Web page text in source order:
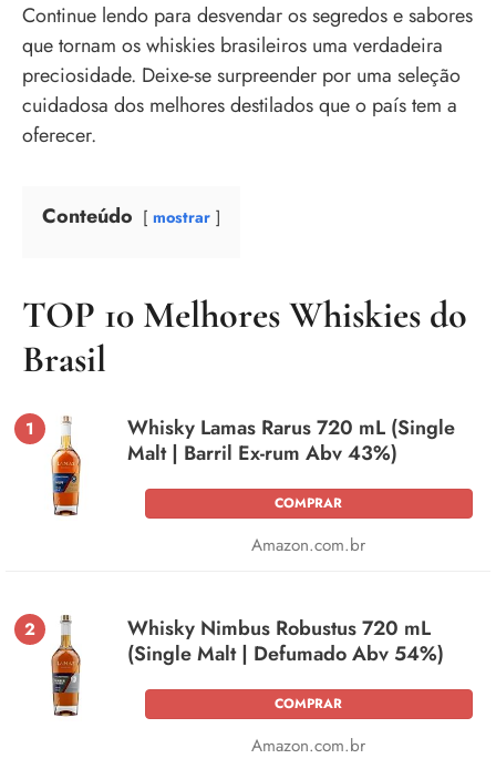
Continue lendo para desvendar os segredos e sabores
que tornam os whiskies brasileiros uma verdadeira
preciosidade. Deixe-se surpreender por uma seleção
cuidadosa dos melhores destilados que o país tem a
oferecer.
Conteúdo mostrar
TOP 10 Melhores Whiskies do
Brasil
1
Whisky Lamas Rarus 720 mL (Single
Malt | Barril Ex-rum Abv 43%)
COMPRAR
Amazon.com.br
2
Whisky Nimbus Robustus 720 mL
(Single Malt | Defumado Abv 54%)
COMPRAR
Amazon.com.br